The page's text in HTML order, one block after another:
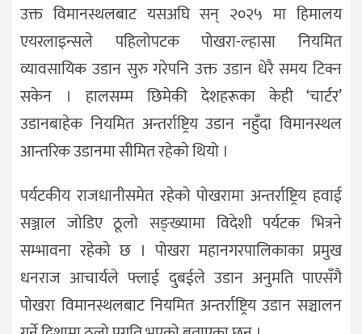
उक्त विमानस्थलबाट यसअघि सन् २०२५ मा हिमालय
एयरलाइन्सले पहिलोपटक पोखरा-ल्हासा नियमित
व्यावसायिक उडान सुरु गरेपनि उक्त उडान धेरै समय टिक्न
सकेन । हालसम्म छिमेकी देशहरूका केही ‘चार्टर’
उडानबाहेक नियमित अन्तर्राष्ट्रिय उडान नहुँदा विमानस्थल
आन्तरिक उडानमा सीमित रहेकाे थियो ।
पर्यटकीय राजधानीसमेत रहेको पोखरामा अन्तर्राष्ट्रिय हवाई
सञ्जाल जोडिए ठूलो सङ्ख्यामा विदेशी पर्यटक भित्रने
सम्भावना रहेकाे छ । पोखरा महानगरपालिकाका प्रमुख
धनराज आचार्यले फ्लाई दुबईले उडान अनुमति पाएसँगै
पाेखरा विमानस्थलबाट नियमित अन्तर्राष्ट्रिय उडान सञ्चालन